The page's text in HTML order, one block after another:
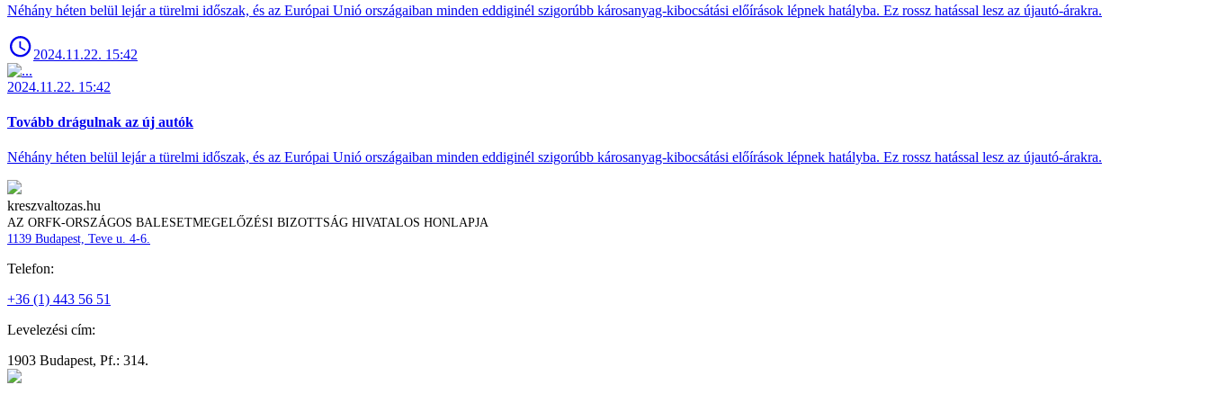
Néhány héten belül lejár a türelmi időszak, és az Európai Unió országaiban minden eddiginél szigorúbb károsanyag-kibocsátási előírások lépnek hatályba. Ez rossz hatással lesz az újautó-árakra.
2024.11.22. 15:42
2024.11.22. 15:42
Tovább drágulnak az új autók
Néhány héten belül lejár a türelmi időszak, és az Európai Unió országaiban minden eddiginél szigorúbb károsanyag-kibocsátási előírások lépnek hatályba. Ez rossz hatással lesz az újautó-árakra.
kreszvaltozas.hu
AZ ORFK-ORSZÁGOS BALESETMEGELŐZÉSI BIZOTTSÁG HIVATALOS HONLAPJA
1139 Budapest, Teve u. 4-6.
Telefon:
+36 (1) 443 56 51
Levelezési cím:
1903 Budapest, Pf.: 314.